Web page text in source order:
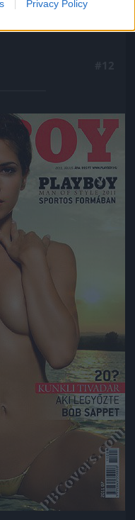
Privacy Policy
még véletlenül
róla is